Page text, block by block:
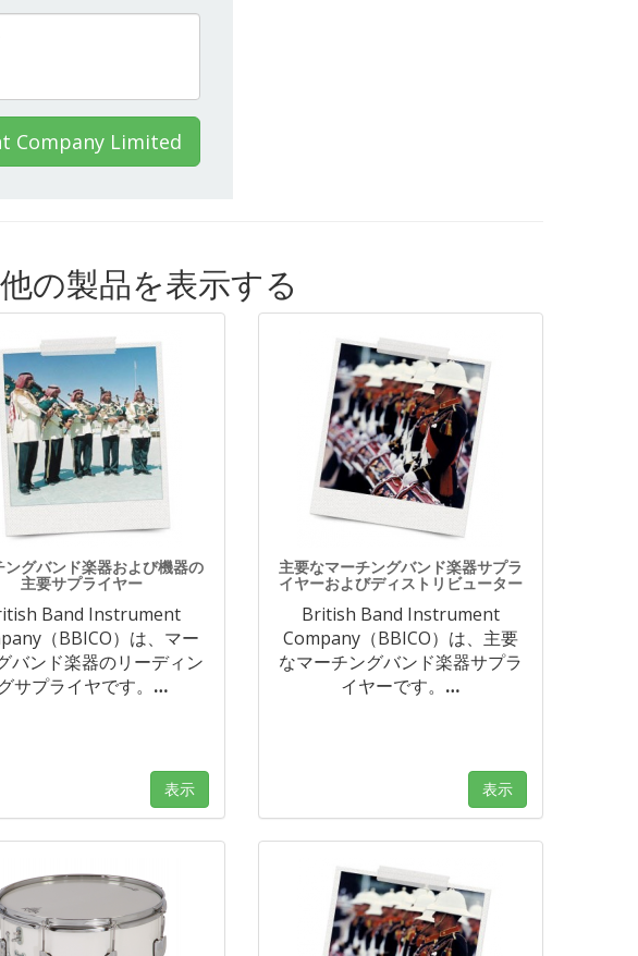
Company Limited
の製品を表示する
ングバンド楽器および機器の
主要サプライヤー
Band Instrument
（BBICO）は、マー
バンド楽器のリーディン
サプライヤです。 …
表示
主要なマーチングバンド楽器サプラ
イヤーおよびディストリビューター
British Band Instrument
Company（BBICO）は、主要
なマーチングバンド楽器サプラ
イヤーです。 …
表示